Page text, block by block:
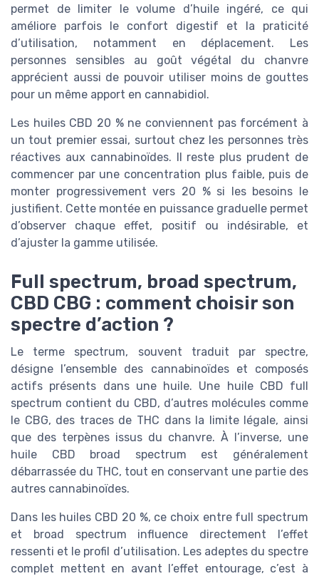
permet de limiter le volume d’huile ingéré, ce qui
améliore parfois le confort digestif et la praticité
d’utilisation, notamment en déplacement. Les
personnes sensibles au goût végétal du chanvre
apprécient aussi de pouvoir utiliser moins de gouttes
pour un même apport en cannabidiol.
Les huiles CBD 20 % ne conviennent pas forcément à
un tout premier essai, surtout chez les personnes très
réactives aux cannabinoïdes. Il reste plus prudent de
commencer par une concentration plus faible, puis de
monter progressivement vers 20 % si les besoins le
justifient. Cette montée en puissance graduelle permet
d’observer chaque effet, positif ou indésirable, et
d’ajuster la gamme utilisée.
Full spectrum, broad spectrum,
CBD CBG : comment choisir son
spectre d’action ?
Le terme spectrum, souvent traduit par spectre,
désigne l’ensemble des cannabinoïdes et composés
actifs présents dans une huile. Une huile CBD full
spectrum contient du CBD, d’autres molécules comme
le CBG, des traces de THC dans la limite légale, ainsi
que des terpènes issus du chanvre. À l’inverse, une
huile CBD broad spectrum est généralement
débarrassée du THC, tout en conservant une partie des
autres cannabinoïdes.
Dans les huiles CBD 20 %, ce choix entre full spectrum
et broad spectrum influence directement l’effet
ressenti et le profil d’utilisation. Les adeptes du spectre
complet mettent en avant l’effet entourage, c’est à